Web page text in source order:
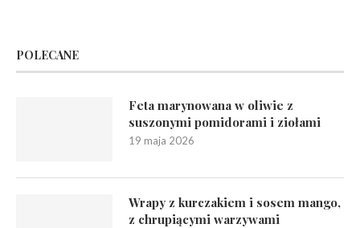
POLECANE
Feta marynowana w oliwie z
suszonymi pomidorami i ziołami
19 maja 2026
Wrapy z kurczakiem i sosem mango,
z chrupiącymi warzywami